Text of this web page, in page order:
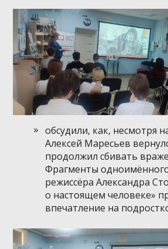
обсудили, как, несмотря
Алексей Маресьев
продолжил сбивать
Фрагменты
режиссёра Александра
о настоящем человеке»
впечатление на